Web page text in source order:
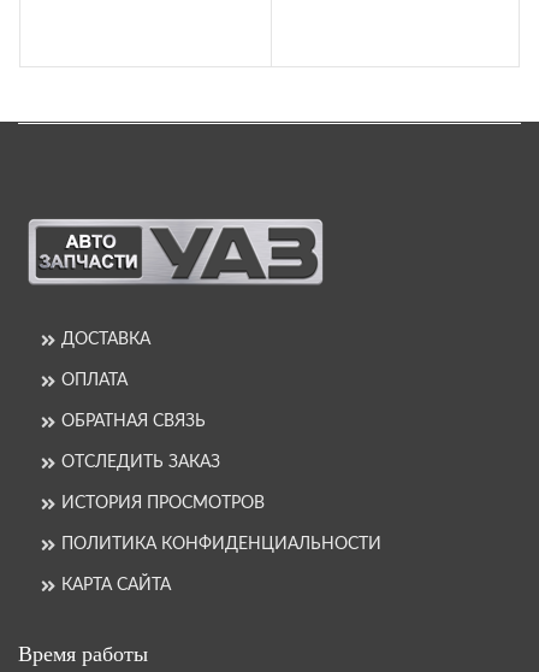
ДОСТАВКА
ОПЛАТА
ОБРАТНАЯ СВЯЗЬ
ОТСЛЕДИТЬ ЗАКАЗ
ИСТОРИЯ ПРОСМОТРОВ
ПОЛИТИКА КОНФИДЕНЦИАЛЬНОСТИ
КАРТА САЙТА
Время работы